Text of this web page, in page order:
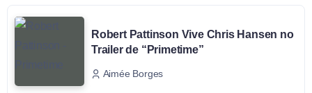
Robert Pattinson Vive Chris Hansen no
Trailer de “Primetime”
Aimée Borges